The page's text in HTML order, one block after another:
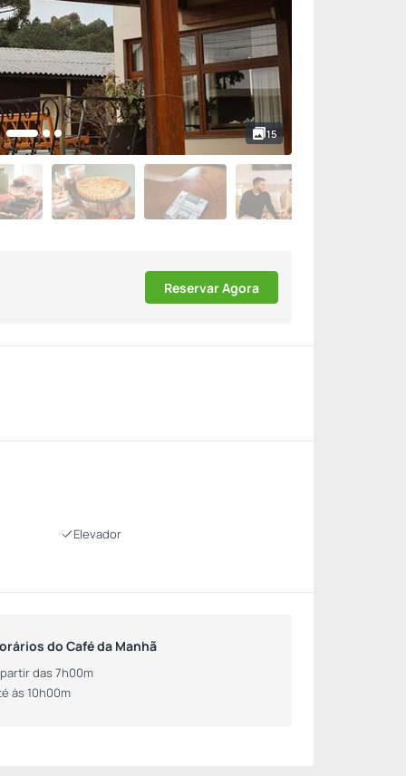
15
Reservar Agora
Elevador
do Café da Manhã
das 7h00m
às 10h00m